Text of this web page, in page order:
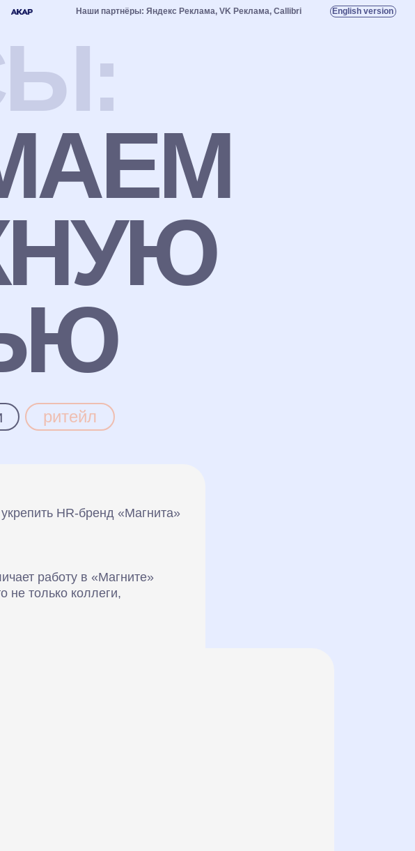
партнёры: Яндекс Реклама, VK Реклама, Callibri English version
ритейл
HR-бренд «Магнита»
работу в «Магните»
не только коллеги,